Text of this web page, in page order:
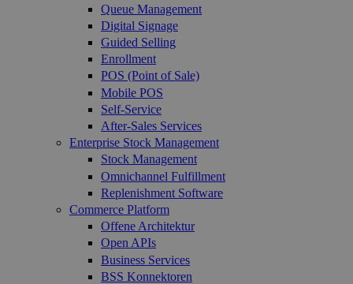
Queue Management
Digital Signage
Guided Selling
Enrollment
POS (Point of Sale)
Mobile POS
Self-Service
After-Sales Services
Enterprise Stock Management
Stock Management
Omnichannel Fulfillment
Replenishment Software
Commerce Platform
Offene Architektur
Open APIs
Business Services
BSS Konnektoren